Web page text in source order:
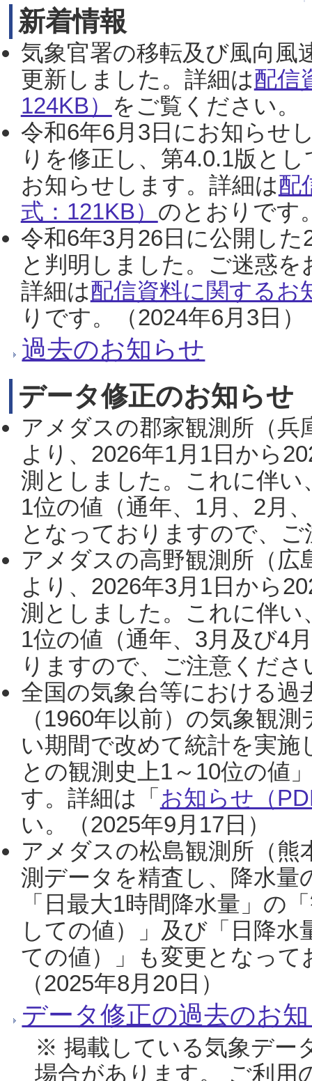
新着情報
気象官署の移転及び風向風
更新しました。詳細は配信
124KB） をご覧ください。
令和6年6月3日にお知らせ
りを修正し、第4.0.1版と
お知らせします。詳細は配
式：121KB） のとおりです
令和6年3月26日に公開し
と判明しました。ご迷惑
詳細は配信資料に関するお
りです。（2024年6月3日）
過去のお知らせ
データ修正のお知らせ
アメダスの郡家観測所（
より、2026年1月1日から
測としました。これに伴い
1位の値（通年、1月、2月
となっておりますので、
アメダスの高野観測所（
より、2026年3月1日から
測としました。これに伴い
1位の値（通年、3月及び4
りますので、ご注意くだ
全国の気象台等における過
（1960年以前）の気象観
い期間で改めて統計を実
との観測史上1～10位の値
す。詳細は「 お知らせ（
い。（2025年9月17日）
アメダスの松島観測所（熊
測データを精査し、降水
「日最大1時間降水量」の
しての値）」及び「日降
ての値）」も変更となっ
（2025年8月20日）
データ修正の過去のお
※ 掲載している気象デー
場合があります。 ご利用